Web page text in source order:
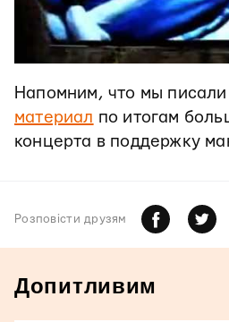
Напомним, что мы писали
материал по итогам
концерта в поддержку
Розповiсти друзям
Допитливим